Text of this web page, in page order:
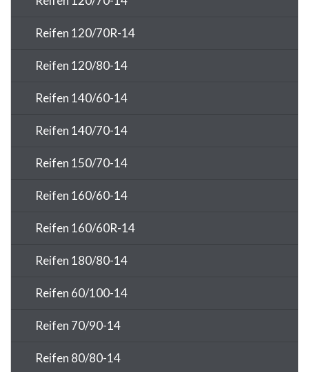
Reifen 120/70R-14
Reifen 120/80-14
Reifen 140/60-14
Reifen 140/70-14
Reifen 150/70-14
Reifen 160/60-14
Reifen 160/60R-14
Reifen 180/80-14
Reifen 60/100-14
Reifen 70/90-14
Reifen 80/80-14